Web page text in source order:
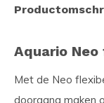
Aquario
Met de Neo
doorgang maken